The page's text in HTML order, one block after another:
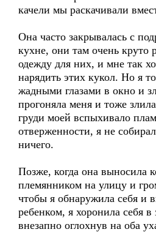
качели мы раскачивали
Она часто закрывалась с
кухне, они там очень круто
одежду для них, и мне так
нарядить этих кукол. Но я
жадными глазами в окно и
прогоняла меня и тоже
груди моей вспыхивало
отверженности, я не
ничего.
Позже, когда она выносила
племянником на улицу и
чтобы я обнаружила себя и
ребенком, я хоронила себя в
внезапно оглохнув на оба